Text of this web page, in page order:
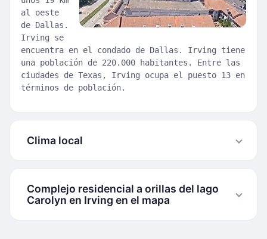
al oeste
de Dallas.
Irving se
encuentra en el condado de Dallas. Irving tiene
una población de 220.000 habitantes. Entre las
ciudades de Texas, Irving ocupa el puesto 13 en
términos de población.
Clima local
Complejo residencial a orillas del lago
Carolyn en Irving en el mapa